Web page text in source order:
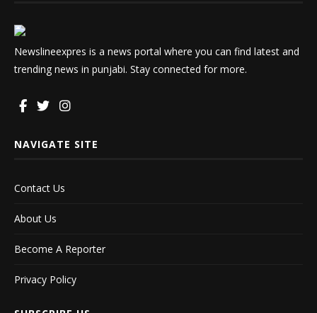
Newslineexpres is a news portal where you can find latest and
trending news in punjabi. Stay connected for more.
NAVIGATE SITE
Contact Us
About Us
Become A Reporter
Privacy Policy